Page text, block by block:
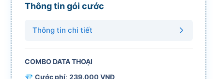
Thông tin gói cước
Thông tin chi tiết
COMBO DATA THOẠI
💎 Cước phí: 239.000 VNĐ